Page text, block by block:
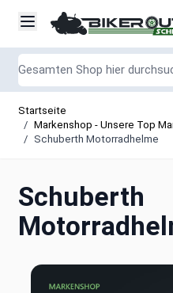
Startseite
/ Markenshop - Unsere Top
/ Schuberth Motorradhelme
Schuberth
Schuberth